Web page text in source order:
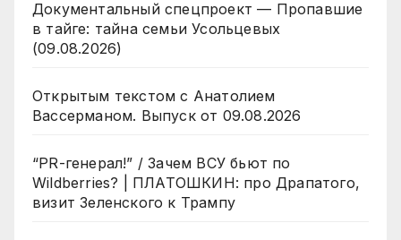
Документальный спецпроект — Пропавшие
в тайге: тайна семьи Усольцевых
(09.08.2026)
Открытым текстом с Анатолием
Вассерманом. Выпуск от 09.08.2026
“PR-генерал!” / Зачем ВСУ бьют по
Wildberries? | ПЛАТОШКИН: про Драпатого,
визит Зеленского к Трампу